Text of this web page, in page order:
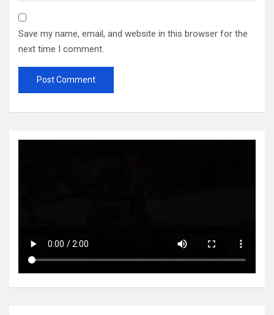
Save my name, email, and website in this browser for the
next time I comment.